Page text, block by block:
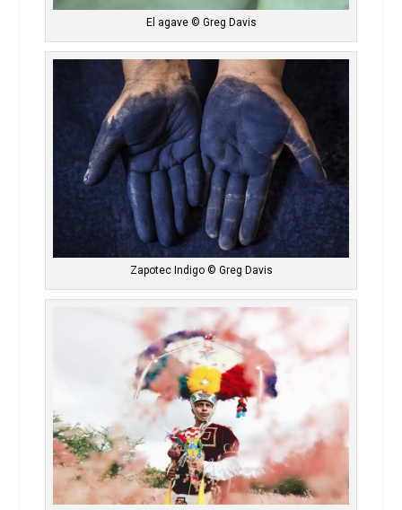
El agave © Greg Davis
Zapotec Indigo © Greg Davis